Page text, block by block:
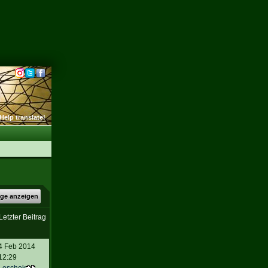
translate!
anzeigen
Letzter Beitrag
Feb 2014